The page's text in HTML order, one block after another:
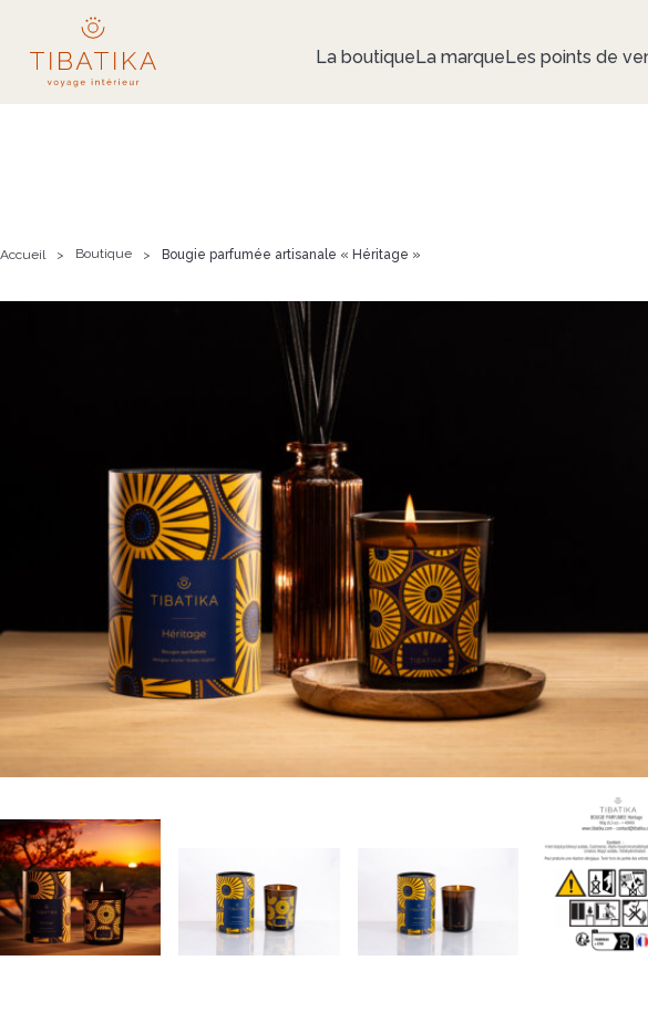
La boutiqueLa marqueLes points de
Accueil > Boutique > Bougie parfumée artisanale « Héritage »